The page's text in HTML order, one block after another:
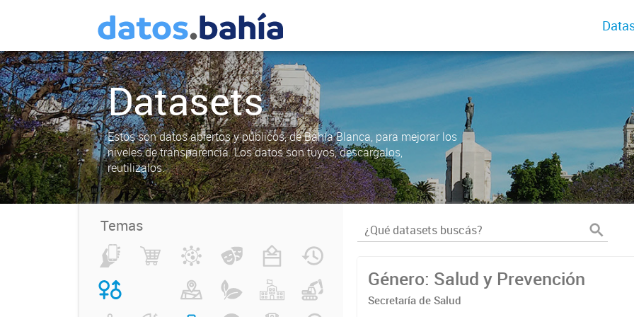
Datasets
Estos son datos abiertos y públicos, de Bahía Blanca, para mejorar los
niveles de transparencia. Los datos son tuyos, descargalos,
reutilizalos.
Temas
Género: Salud y Prevención
Secretaría de Salud